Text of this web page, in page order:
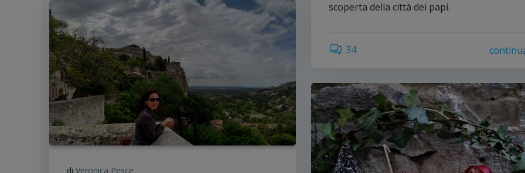
scoperta della città dei papi.
34
di Veronica Pesce